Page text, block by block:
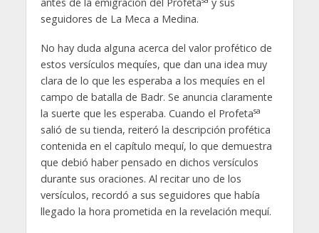
antes de la emigración del Profeta
y sus
seguidores de La Meca a Medina.
No hay duda alguna acerca del valor profético de
estos versículos mequíes, que dan una idea muy
clara de lo que les esperaba a los mequíes en el
campo de batalla de Badr. Se anuncia claramente
la suerte que les esperaba. Cuando el Profetasa
salió de su tienda, reiteró la descripción profética
contenida en el capítulo mequí, lo que demuestra
que debió haber pensado en dichos versículos
durante sus oraciones. Al recitar uno de los
versículos, recordó a sus seguidores que había
llegado la hora prometida en la revelación mequí.